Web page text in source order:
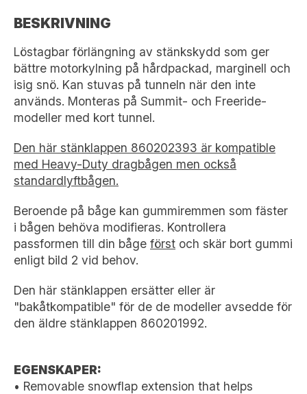
BESKRIVNING
Löstagbar förlängning av stänkskydd som ger
bättre motorkylning på hårdpackad, marginell och
isig snö. Kan stuvas på tunneln när den inte
används. Monteras på Summit- och Freeride-
modeller med kort tunnel.
Den här stänklappen 860202393 är kompatible
med Heavy-Duty dragbågen men också
standardlyftbågen.
Beroende på båge kan gummiremmen som fäster
i bågen behöva modifieras. Kontrollera
passformen till din båge först och skär bort gummi
enligt bild 2 vid behov.
Den här stänklappen ersätter eller är
"bakåtkompatible" för de de modeller avsedde för
den äldre stänklappen 860201992.
EGENSKAPER:
• Removable snowflap extension that helps